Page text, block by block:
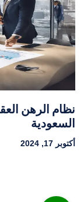
نظام الرهن
السعودية
أكتوبر 17, 2024